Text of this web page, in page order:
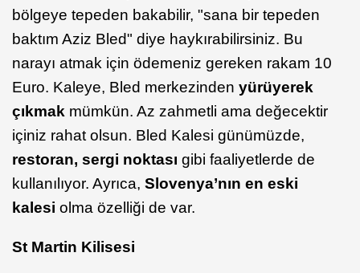
bölgeye tepeden bakabilir, "sana bir tepeden
baktım Aziz Bled" diye haykırabilirsiniz. Bu
narayı atmak için ödemeniz gereken rakam 10
Euro. Kaleye, Bled merkezinden yürüyerek
çıkmak mümkün. Az zahmetli ama değecektir
içiniz rahat olsun. Bled Kalesi günümüzde,
restoran, sergi noktası gibi faaliyetlerde de
kullanılıyor. Ayrıca, Slovenya’nın en eski
kalesi olma özelliği de var.
St Martin Kilisesi